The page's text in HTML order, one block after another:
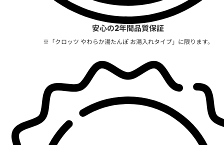
安心の2年間品質保証
※「クロッツ やわらか湯たんぽ お湯入れタイプ」に限ります。